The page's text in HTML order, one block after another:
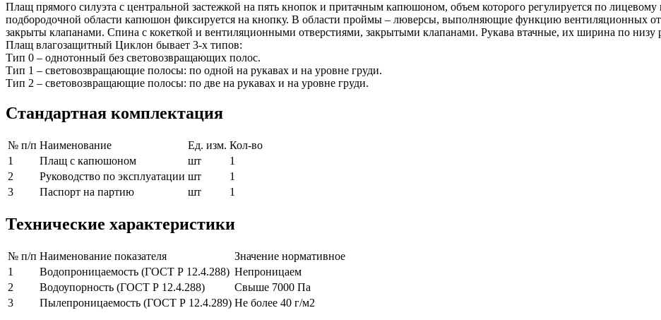
Плащ прямого силуэта с центральной застежкой на пять кнопок и притачным капюшоном, объем которого регулируется по
подбородочной области капюшон фиксируется на кнопку. В области проймы – люверсы, выполняющие функцию вентиляционных
закрыты клапанами. Спина с кокеткой и вентиляционными отверстиями, закрытыми клапанами. Рукава втачные, их ширина по низу
Плащ влагозащитный Циклон бывает 3-х типов:
Тип 0 – однотонный без световозвращающих полос.
Тип 1 – световозвращающие полосы: по одной на рукавах и на уровне груди.
Тип 2 – световозвращающие полосы: по две на рукавах и на уровне груди.
Стандартная комплектация
№ п/п Наименование Ед. изм. Кол-во
1
Плащ с капюшоном шт
1
2
Руководство по эксплуатации шт
1
3
Паспорт на партию шт 1
Технические характеристики
№ п/п Наименование показателя
Значение нормативное
1
Водопроницаемость (ГОСТ Р 12.4.288) Непроницаем
2
Водоупорность (ГОСТ Р 12.4.288)
Свыше 7000 Па
3
Пылепроницаемость (ГОСТ Р 12.4.289) Не более 40 г/м2